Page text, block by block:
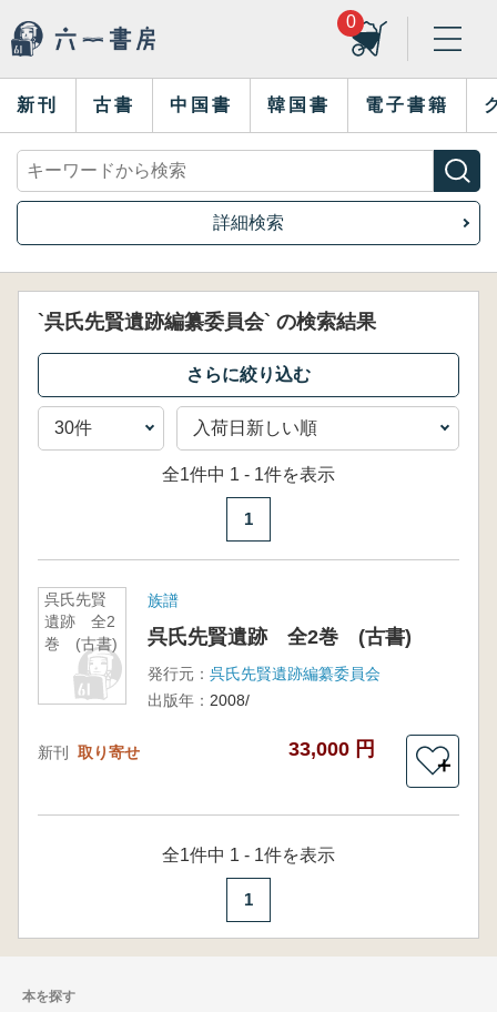
0
新刊 古書 中国書 韓国書 電子書籍
詳細検索
`呉氏先賢遺跡編纂委員会` の検索結果
全1件中 1 - 1件を表示
1
呉氏先賢
遺跡 全2
巻 (古書)
族譜
呉氏先賢遺跡 全2巻 (古書)
発行元： 呉氏先賢遺跡編纂委員会
出版年： 2008/
新刊 取り寄せ 33,000 円
＋
全1件中 1 - 1件を表示
1
本を探す